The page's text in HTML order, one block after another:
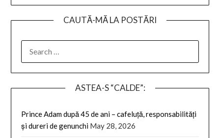
CAUTĂ-MĂ LA POSTĂRI
FOR:
ASTEA-S “CALDE”:
Prince Adam după 45 de ani – cafeluță, responsabilități
și dureri de genunchi May 28, 2026